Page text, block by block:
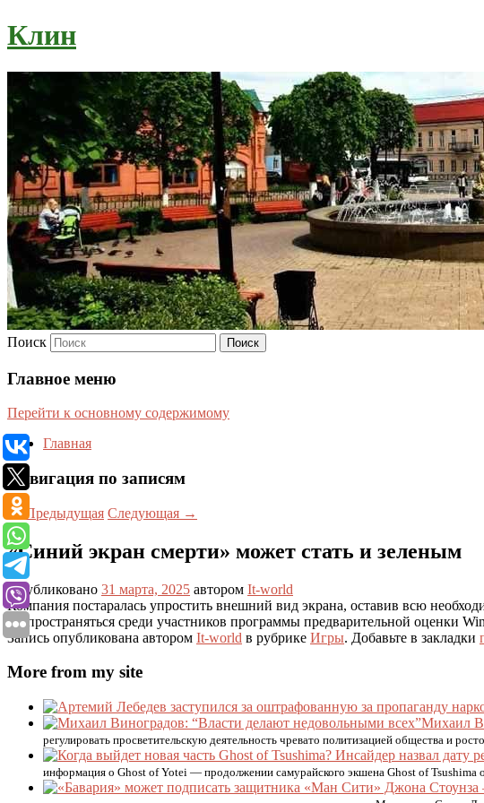
Клин
Поиск
Главное меню
Перейти к основному содержимому
Главная
Навигация по записям
←Предыдущая Следующая →
«Синий экран смерти» может стать и зеленым
Опубликовано 31 марта, 2025 автором It-world
Компания постаралась упростить внешний вид экрана, оставив всю
распространяться среди участников программы предварительной оценки
Запись опубликована автором It-world в рубрике Игры. Добавьте в закладки
More from my site
Михаил
регулировать просветительскую деятельность чревато политизацией общества и
информация о Ghost of Yotei — продолжении самурайского экшена Ghost of Tsushima